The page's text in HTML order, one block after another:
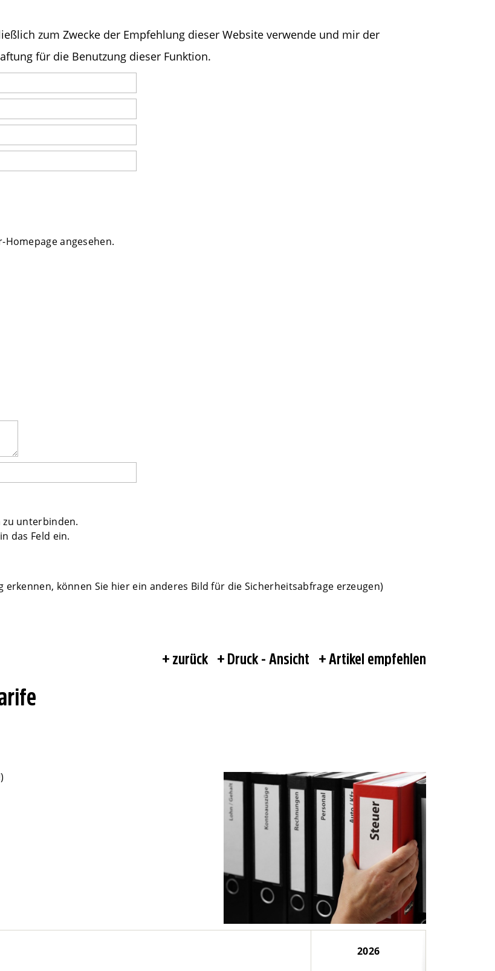
zum Zwecke der Empfehlung dieser Website verwende und mir der
für die Benutzung dieser Funktion.
angesehen.
zu unterbinden.
das Feld ein.
können Sie hier ein anderes Bild für die Sicherheitsabfrage erzeugen)
zurück Druck - Ansicht Artikel empfehlen
2026